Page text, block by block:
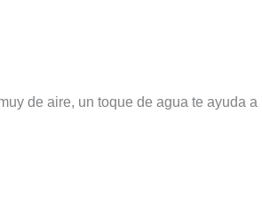
de aire, un toque de agua te ayuda a